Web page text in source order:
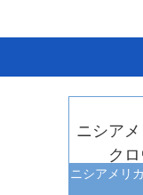
ニシア
クロ
ニシアメリ